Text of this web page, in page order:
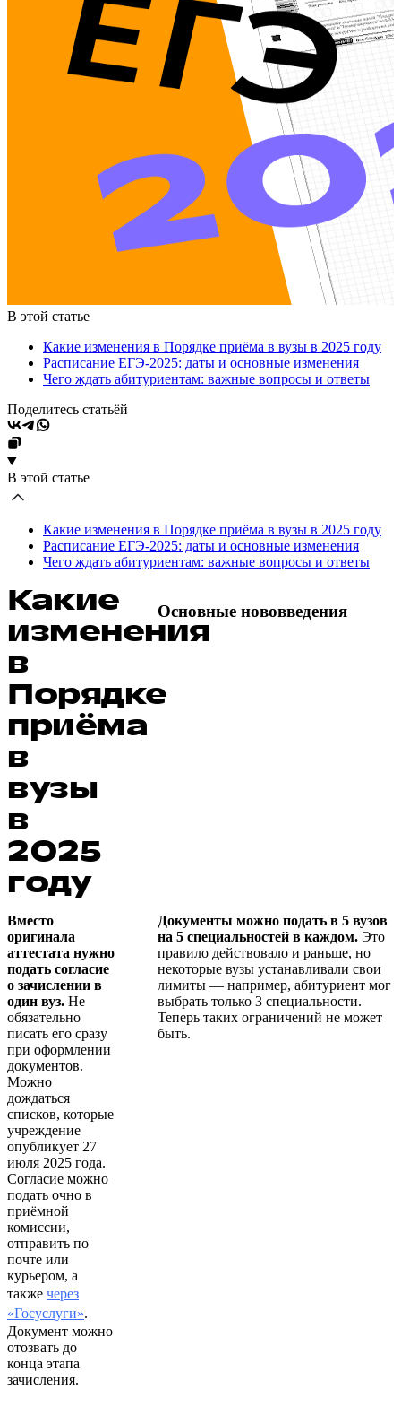
В этой статье
Какие изменения в Порядке приёма в вузы в 2025 году
Расписание ЕГЭ-2025: даты и основные изменения
Чего ждать абитуриентам: важные вопросы и ответы
Поделитесь статьёй
В этой статье
Какие изменения в Порядке приёма в вузы в 2025 году
Расписание ЕГЭ-2025: даты и основные изменения
Чего ждать абитуриентам: важные вопросы и ответы
Какие
изменения
в
Порядке
приёма
в
вузы
в
2025
году
Основные нововведения
Вместо
оригинала
аттестата нужно
подать согласие
о зачислении в
один вуз. Не
обязательно
писать его сразу
при оформлении
документов.
Можно
дождаться
списков, которые
учреждение
опубликует 27
июля 2025 года.
Согласие можно
подать очно в
приёмной
комиссии,
отправить по
почте или
курьером, а
также через
«Госуслуги».
Документ можно
отозвать до
конца этапа
зачисления.
Документы можно подать в 5 вузов
на 5 специальностей в каждом. Это
правило действовало и раньше, но
некоторые вузы устанавливали свои
лимиты — например, абитуриент мог
выбрать только 3 специальности.
Теперь таких ограничений не может
быть.